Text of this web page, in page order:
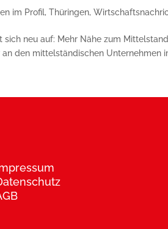
im Profil,Thüringen,
sich neu auf: Mehr Nähe zum
den mittelständischen Unternehmen